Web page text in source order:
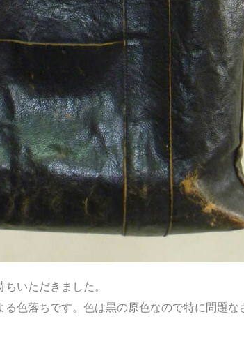
いただきました。
色落ちです。色は黒の原色なので特に問題な